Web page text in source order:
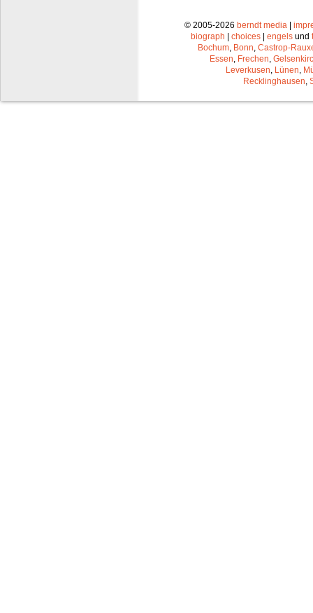
© 2005-2026 berndt media |
biograph | choices | engels und
Bochum Bonn Castrop-
Essen Frechen
Leverkusen Lünen
Recklinghausen